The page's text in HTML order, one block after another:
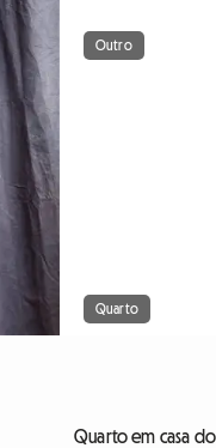
Outro
Quarto
Quarto em casa